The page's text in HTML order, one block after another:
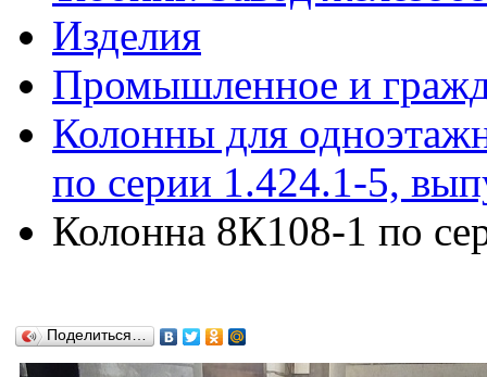
Изделия
Промышленное и
Колонны для
по серии 1.424.1-5,
Колонна 8К108-1 по
Поделиться…